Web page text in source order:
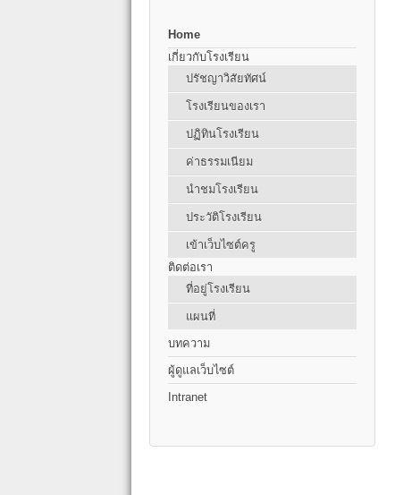
Home
เกี่ยวกับโรงเรียน
ปรัชญาวิสัยทัศน์
โรงเรียนของเรา
ปฏิทินโรงเรียน
ค่าธรรมเนียม
นำชมโรงเรียน
ประวัติโรงเรียน
เข้าเว็บไซต์ครู
ติดต่อเรา
ที่อยู่โรงเรียน
แผนที่
บทความ
ผู้ดูแลเว็บไซต์
Intranet